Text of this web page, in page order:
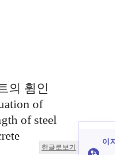
의 휨인
of
of steel
한글로보기
이